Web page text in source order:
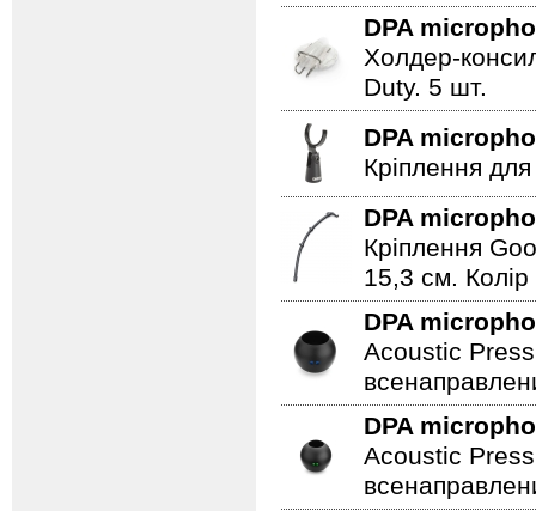
DPA
Холдер-
Duty. 5 шт.
DPA
Кріплення
DPA
Кріплення
15,3 см.
DPA
Acoustic
DPA
Acoustic